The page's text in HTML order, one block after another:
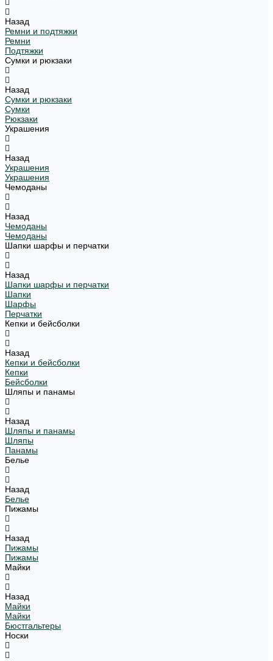
Назад
Ремни и подтяжки
Ремни
Подтяжки
Сумки и рюкзаки
Назад
Сумки и рюкзаки
Сумки
Рюкзаки
Украшения
Назад
Украшения
Украшения
Чемоданы
Назад
Чемоданы
Чемоданы
Шапки шарфы и перчатки
Назад
Шапки шарфы и перчатки
Шапки
Шарфы
Перчатки
Кепки и бейсболки
Назад
Кепки и бейсболки
Кепки
Бейсболки
Шляпы и панамы
Назад
Шляпы и панамы
Шляпы
Панамы
Белье
Назад
Белье
Пижамы
Назад
Пижамы
Пижамы
Майки
Назад
Майки
Майки
Бюстгальтеры
Носки